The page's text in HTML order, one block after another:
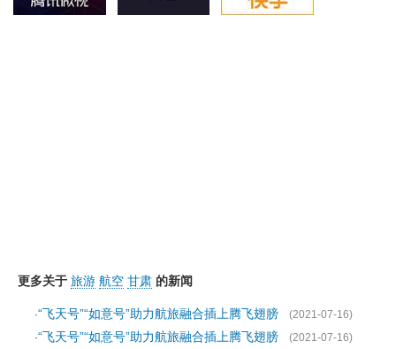
更多关于 旅游 航空 甘肃 的新闻
·“飞天号”“如意号”助力航旅融合插上腾飞翅膀
(2021-07-16)
·“飞天号”“如意号”助力航旅融合插上腾飞翅膀 (2021-07-16)